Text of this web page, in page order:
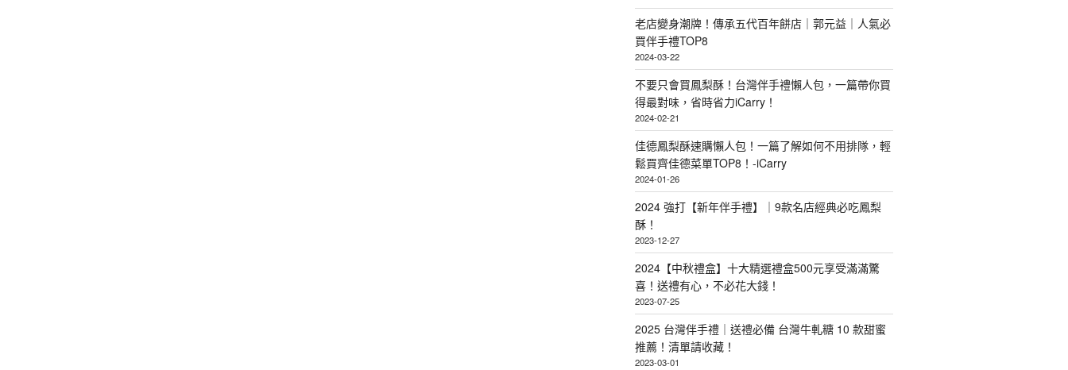
老店變身潮牌！傳承五代百年餅店｜郭元益｜人氣必
買伴手禮TOP8
2024-03-22
不要只會買鳳梨酥！台灣伴手禮懶人包，一篇帶你買
得最對味，省時省力iCarry！
2024-02-21
佳德鳳梨酥速購懶人包！一篇了解如何不用排隊，輕
鬆買齊佳德菜單TOP8！-iCarry
2024-01-26
2024 強打【新年伴手禮】｜9款名店經典必吃鳳梨
酥！
2023-12-27
2024【中秋禮盒】十大精選禮盒500元享受滿滿驚
喜！送禮有心，不必花大錢！
2023-07-25
2025 台灣伴手禮｜送禮必備 台灣牛軋糖 10 款甜蜜
推薦！清單請收藏！
2023-03-01